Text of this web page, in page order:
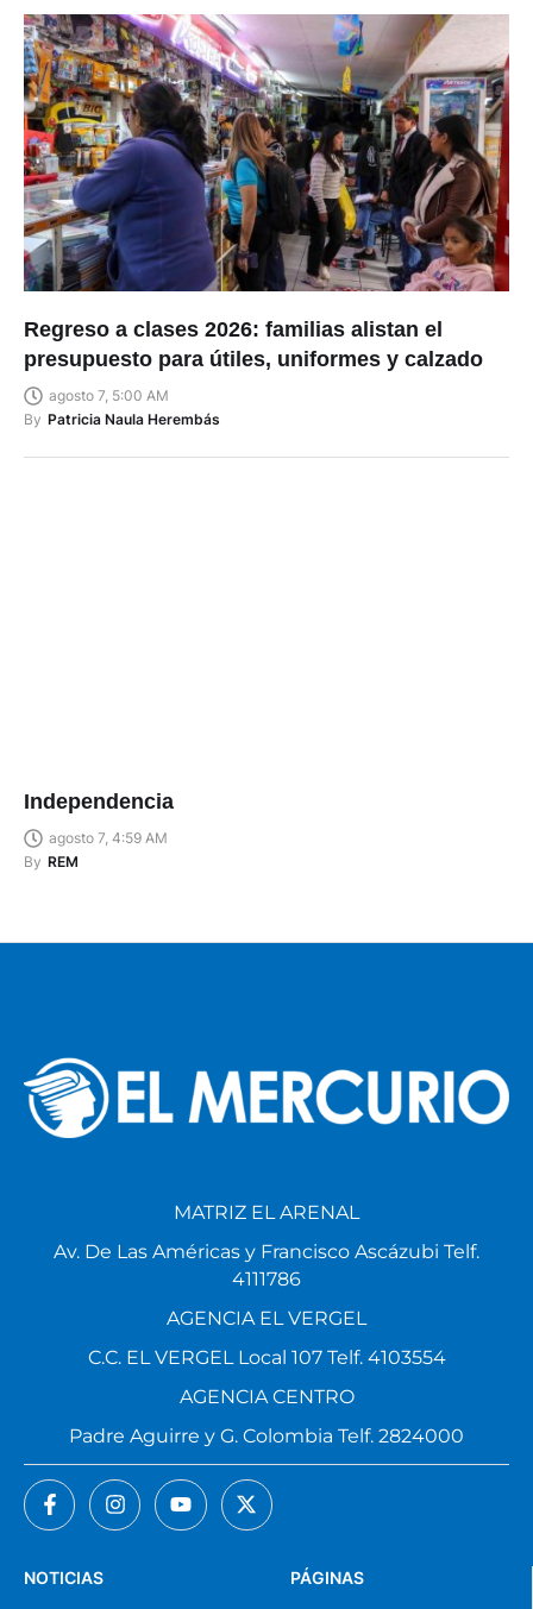
Regreso a clases 2026: familias alistan el
presupuesto para útiles, uniformes y calzado
agosto 7, 5:00 AM
By Patricia Naula Herembás
Independencia
agosto 7, 4:59 AM
By REM
PÁGINAS
NOTICIAS
MATRIZ EL ARENAL
Av. De Las Américas y Francisco Ascázubi Telf.
4111786
AGENCIA EL VERGEL
C.C. EL VERGEL Local 107 Telf. 4103554
AGENCIA CENTRO
Padre Aguirre y G. Colombia Telf. 2824000